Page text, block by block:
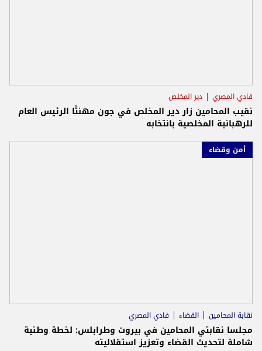
فادي المصري دير المخلص
نقيب المحامين زار دير المخلص في جون مهنئًا الرئيس العام
للرهبانية المخلصية بانتخابه
أمن وقضاء
نقابة المحامين القضاء فادي المصري
مجلسا نقابتي المحامين في بيروت وطرابلس: لخطة وطنية
شاملة لتحديث القضاء وتعزيز استقلاليته